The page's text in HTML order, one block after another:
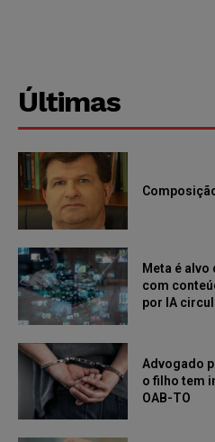
Últimas
Meta é
com
por IA
Advogado
o filho tem
OAB-TO